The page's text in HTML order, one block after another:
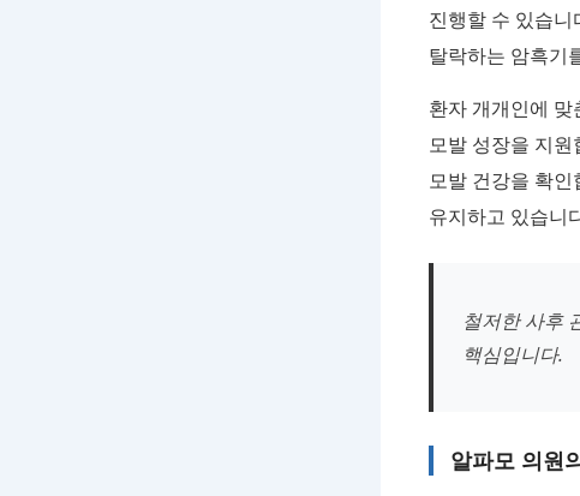
진행할 수 있습
탈락하는 암흑기
환자 개개인에
모발 성장을 지
모발 건강을 확
유지하고 있습니
철저한 사후
핵심입니다.
알파모 의원